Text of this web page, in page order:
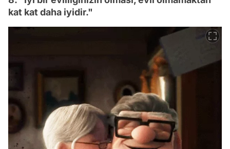
kat kat daha iyidir."